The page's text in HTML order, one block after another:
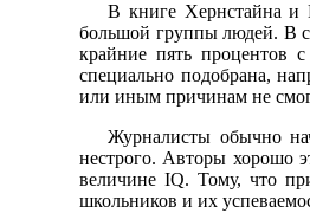
В книге Хернстайна и
большой группы людей. В
крайние пять процентов
специально подобрана,
или иным причинам не смог
Журналисты обычно
нестрого. Авторы хорошо
величине IQ. Тому, что
школьников и их